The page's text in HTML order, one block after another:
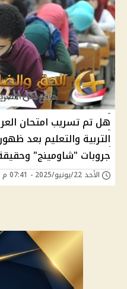
هل تم تسريب امتحان
التربية والتعليم بعد
جروبات "شاومينج"
الأحد 22/يونيو/2025 - 07:41 م